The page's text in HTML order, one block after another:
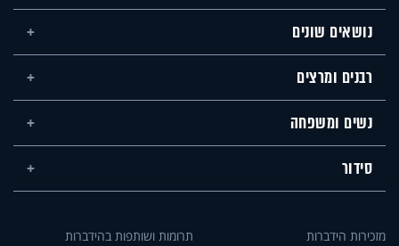
נושאים שונים
רבנים ומרצים
נשים ומשפחה
סידור
מזכירות הידברות תרומות ושותפות בהידברות